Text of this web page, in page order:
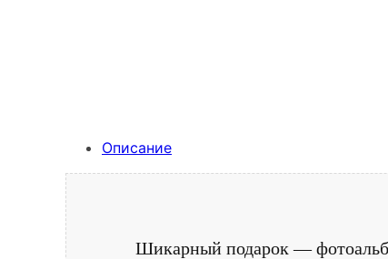
Описание
Шикарный подарок —